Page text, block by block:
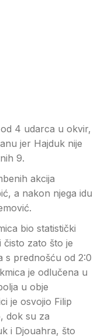
4 udarca u okvir,
jer Hajduk nije
9.
akcija
a nakon njega idu
bio statistički
čisto zato što je
s prednošću od 2:0
je odlučena u
u obje
je osvojio Filip
dok su za
i Djouahra, što